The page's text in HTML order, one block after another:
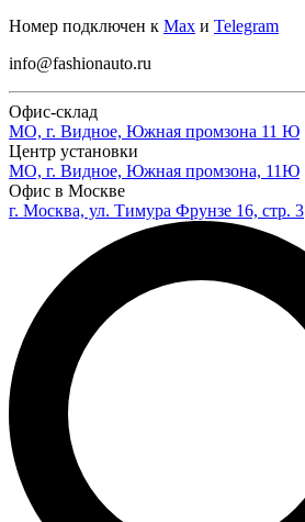
Номер подключен к Max и Telegram
info@fashionauto.ru
Офис-склад
МО, г. Видное, Южная промзона 11 Ю
Центр установки
МО, г. Видное, Южная промзона, 11Ю
Офис в Москве
г. Москва, ул. Тимура Фрунзе 16, стр. 3